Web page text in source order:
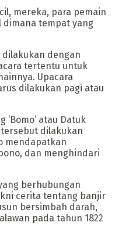
mereka, para pemain
dimana tempat yang
dengan
tertentu untuk
Upacara
dilakukan pagi atau
atau Datuk
dilakukan
mendapatkan
dan menghindari
berhubungan
cerita tentang banjir
bersimbah darah,
pada tahun 1822